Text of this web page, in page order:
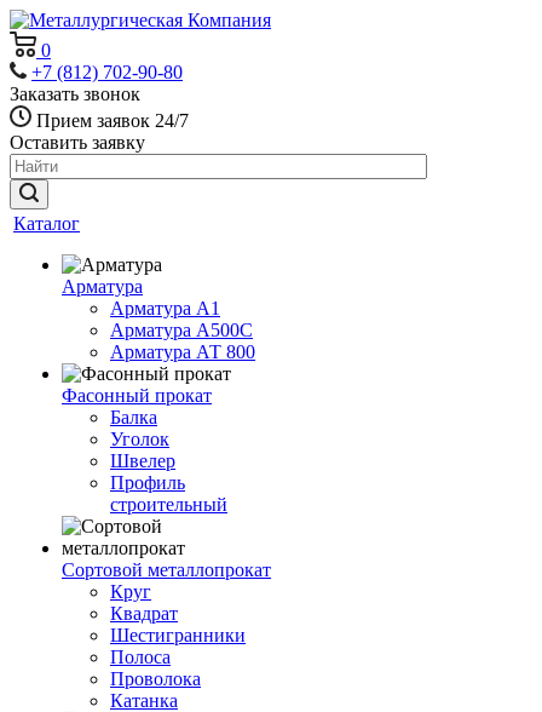
0
+7 (812) 702-90-80
Заказать звонок
Прием заявок 24/7
Оставить заявку
Каталог
Арматура
Арматура А1
Арматура А500С
Арматура АТ 800
Фасонный прокат
Балка
Уголок
Швелер
Профиль
строительный
Сортовой металлопрокат
Круг
Квадрат
Шестигранники
Полоса
Проволока
Катанка